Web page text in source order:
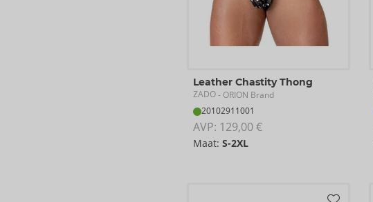
Leather Chastity Thong
ZADO- ORION Brand
20102911001
AVP: 129,00 €
Maat: S-2XL